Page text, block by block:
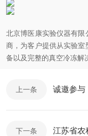
北京博医康实验仪器有
商，为客户提供从实验
备以及完整的真空冷冻解
上一条 诚邀参与
下一条